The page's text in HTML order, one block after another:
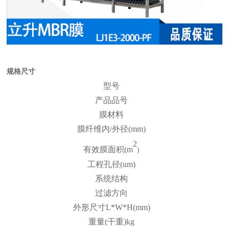
规格尺寸
型号
产品品号
膜材料
膜纤维内/外径(mm)
有效膜面积(m
2
)
工程孔径(um)
系统结构
过滤方向
外形尺寸L*W*H(mm)
重量(干重)kg